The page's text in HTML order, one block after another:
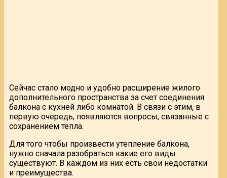
Сейчас стало модно и удобно расширение жилого
дополнительного пространства за счет соединения
балкона с кухней либо комнатой. В связи с этим, в
первую очередь, появляются вопросы, связанные с
сохранением тепла.
Для того чтобы произвести утепление балкона,
нужно сначала разобраться какие его виды
существуют. В каждом из них есть свои недостатки
и преимущества.